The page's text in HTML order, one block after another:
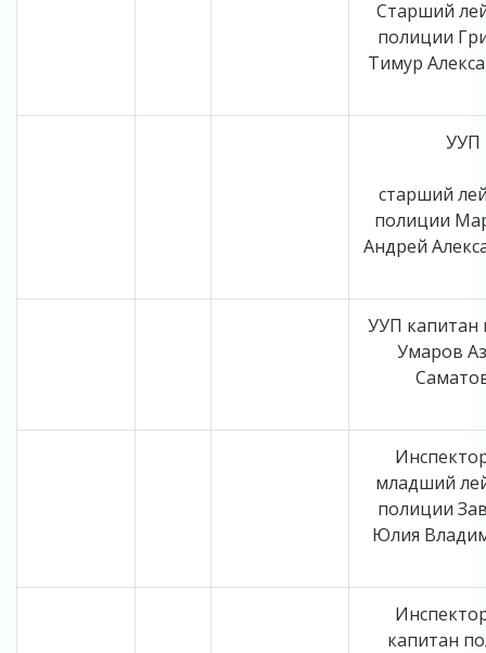
Старший
полиции
Тимур
УУП
старший
полиции
Андрей
УУП капитан
Умаров
младший
полиции
Юлия
капитан